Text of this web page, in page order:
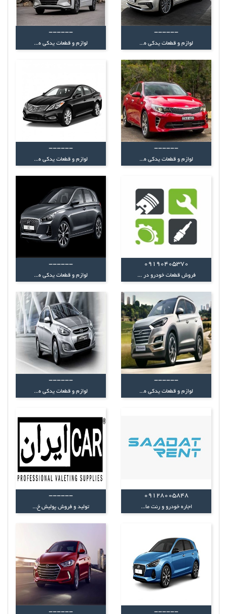
------
لوازم و قطعات یدکی ه...
------
لوازم و قطعات یدکی ه...
------
لوازم و قطعات یدکی ه...
------
لوازم و قطعات یدکی ه...
09190405370
فروش قطعات خودرو در ...
------
لوازم و قطعات یدکی ه...
------
لوازم و قطعات یدکی ه...
------
لوازم و قطعات یدکی ه...
09128005848
اجاره خودرو و رنت ما...
------
تولید و فروش پولیش خ...
------
------